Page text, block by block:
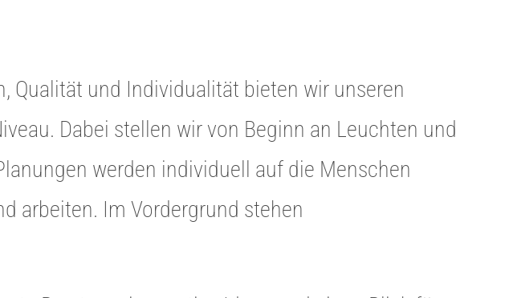
Qualität und Individualität bieten wir unseren
Dabei stellen wir von Beginn an Leuchten und
werden individuell auf die Menschen
arbeiten. Im Vordergrund stehen